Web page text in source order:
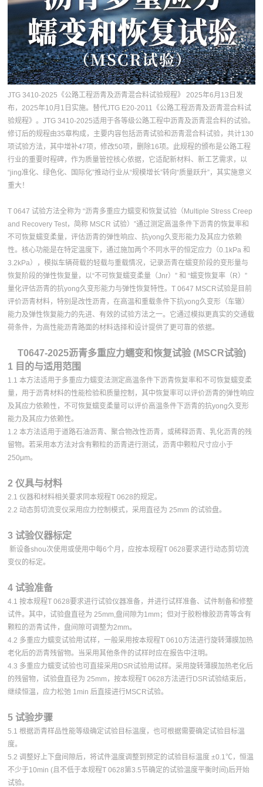
JTG 3410-2025《公路工程沥青及沥青混合料试验规程》 2025年6月13日发
布，2025年10月1日实施。替代JTG E20-2011《公路工程沥青及沥青混合料试
验规程》。JTG 3410-2025适用于各等级公路工程中沥青及沥青混合料的试验。
修订后的规程由35章构成，主要内容包括沥青试验和沥青混合料试验，共计130
项试验方法，其中增补47项，修改50项，删除16项。此规程的颁布是公路工程
行业的重要时程碑，作为质量管控核心依据，它适配新材料、新工艺需求，以
“jing准化、绿色化、国际化”推动行业从“规模增长”转向“质量跃升”，其实施意义
重大！
T 0647 试验方法全称为 “沥青多重应力蠕变和恢复试验（Multiple Stress Creep
and Recovery Test，简称 MSCR 试验）”通过测定高温条件下沥青的恢复率和
不可恢复蠕变柔量，评估沥青的弹性响应、抗yong久变形能力及其应力依赖
性。核心功能是在特定温度下，通过施加两个不同水平的恒定应力（0.1kPa 和
3.2kPa），模拟车辆荷载的轻载与重载情况，记录沥青在蠕变阶段的变形量与
恢复阶段的弹性恢复量，以“不可恢复蠕变柔量（Jnr）” 和 “蠕变恢复率（R）”
量化评估沥青的抗yong久变形能力与弹性恢复特性。T 0647 MSCR试验是目前
评价沥青材料，特别是改性沥青，在高温和重载条件下抗yong久变形（车辙）
能力及弹性恢复能力的先进、有效的试验方法之一。它通过模拟更真实的交通载
荷条件，为高性能沥青路面的材料选择和设计提供了更可靠的依据。
T0647-2025沥青多重应力蠕变和恢复试验 (MSCR试验)
1 目的与适用范围
1.1 本方法适用于多重应力蠕变法测定高温条件下沥青恢复率和不可恢复蠕变柔
量，用于沥青材料的性能检验和质量控制，其中恢复率可以评价沥青的弹性响应
及其应力依赖性，不可恢复蠕变柔量可以评价高温条件下沥青的抗yong久变形
能力及其应力依赖性。
1.2 本方法适用于道路石油沥青、聚合物改性沥青，或稀释沥青、乳化沥青的残
留物。若采用本方法对含有颗粒的沥青进行测试，沥青中颗粒尺寸应小于
250μm。
2 仪具与材料
2.1 仪器和材料相关要求同本规程T 0628的规定。
2.2 动态剪切流变仪采用应力控制模式，采用直径为 25mm 的试验盘。
3 试验仪器标定
新设备shou次使用或使用中每6个月，应按本规程T 0628要求进行动态剪切流
变仪的标定。
4 试验准备
4.1 按本规程T 0628要求进行试验仪器准备，并进行试样准备、试件制备和修整
试件。其中，试验盘直径为 25mm,盘间隙为1mm；但对于胶粉橡胶沥青等含有
颗粒的沥青试件，盘间隙可调整为2mm。
4.2 多重应力蠕变试验用试样，一般采用按本规程T 0610方法进行旋转薄膜加热
老化后的沥青残留物。当采用其他条件的试样时应在报告中注明。
4.3 多重应力蠕变试验也可直接采用DSR试验用试样。采用旋转薄膜加热老化后
的残留物，试验盘直径为 25mm，按本规程T 0628方法进行DSR试验结束后，
继续恒温，应力松弛 1min 后直接进行MSCR试验。
5 试验步骤
5.1 根据沥青样品性能等级确定试验目标温度，也可根据需要确定试验目标温
度。
5.2 调整好上下盘间隙后，将试件温度调整到预定的试验目标温度 ±0.1℃，恒温
不少于10min (且不低于本规程T 0628第3.5节确定的试验温度平衡时间)后开始
试验。